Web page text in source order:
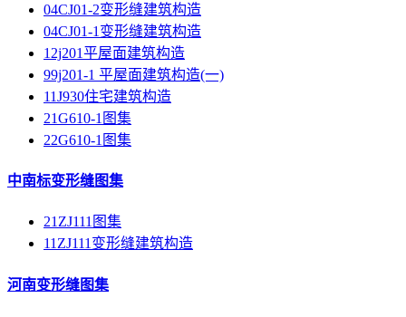
04CJ01-2变形缝建筑构造
04CJ01-1变形缝建筑构造
12j201平屋面建筑构造
99j201-1 平屋面建筑构造(一)
11J930住宅建筑构造
21G610-1图集
22G610-1图集
中南标变形缝图集
21ZJ111图集
11ZJ111变形缝建筑构造
河南变形缝图集